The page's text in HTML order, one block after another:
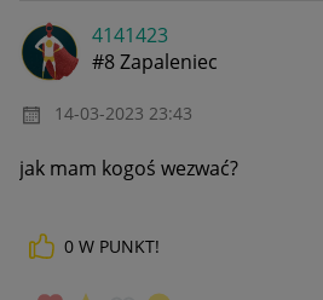
4141423
#8 Zapaleniec
‎14-03-2023 23:43
jak mam kogoś wezwać?
0 W PUNKT!